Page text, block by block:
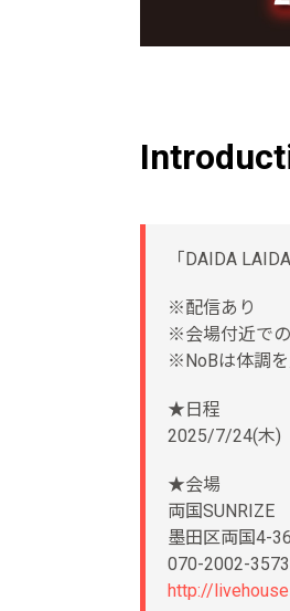
「DAIDA
※配信あり
※会場付近で
※NoBは体調を
★日程
2025/7/24(木)
★会場
両国SUNRIZE
墨田区両国4-
070-2002-3573
http://